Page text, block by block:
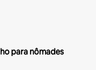
para nômades